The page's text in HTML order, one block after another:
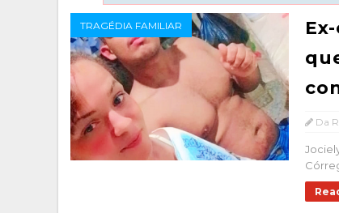
TRAGÉDIA FAMILIAR
Da